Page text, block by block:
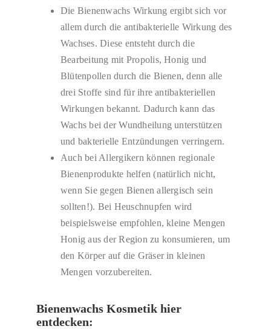
Die Bienenwachs Wirkung ergibt sich vor
allem durch die antibakterielle Wirkung des
Wachses. Diese entsteht durch die
Bearbeitung mit Propolis, Honig und
Blütenpollen durch die Bienen, denn alle
drei Stoffe sind für ihre antibakteriellen
Wirkungen bekannt. Dadurch kann das
Wachs bei der Wundheilung unterstützen
und bakterielle Entzündungen verringern.
Auch bei Allergikern können regionale
Bienenprodukte helfen (natürlich nicht,
wenn Sie gegen Bienen allergisch sein
sollten!). Bei Heuschnupfen wird
beispielsweise empfohlen, kleine Mengen
Honig aus der Region zu konsumieren, um
den Körper auf die Gräser in kleinen
Mengen vorzubereiten.
Bienenwachs Kosmetik hier
entdecken: